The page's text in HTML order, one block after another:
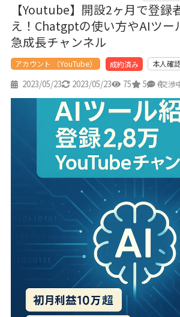
【Youtube】開設2ヶ月で登録
え！Chatgptの使い方やAIツー
急成長チャンネル
アカウント （YouTube） 成約済み 本人確
2023/05/23 2023/05/23 75 5 4
（交渉